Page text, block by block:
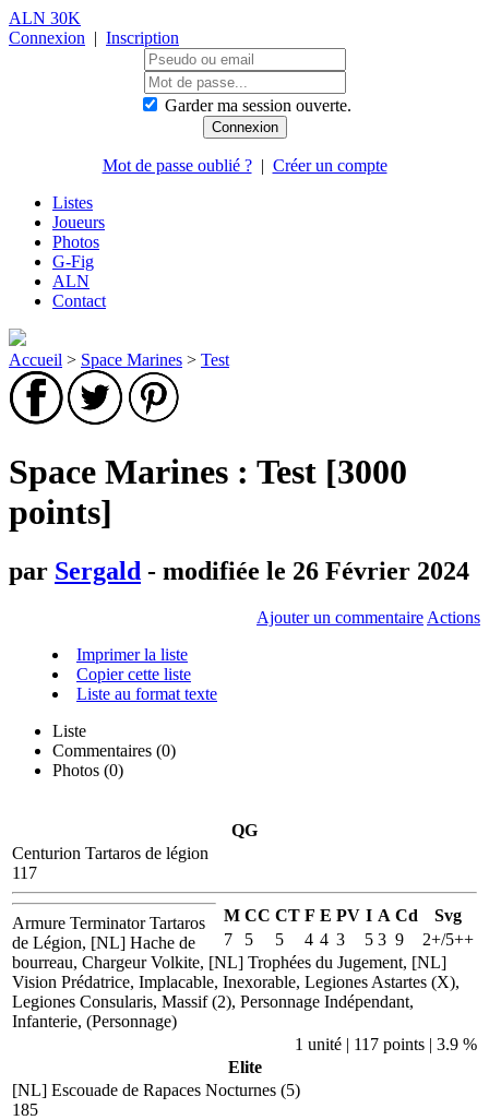
ALN 30K
Connexion | Inscription
Garder ma session ouverte.
Mot de passe oublié ?| Créer un compte
Listes
Joueurs
Photos
G-Fig
ALN
Contact
Accueil > Space Marines > Test
Space Marines : Test [3000
points]
par Sergald - modifiée le 26 Février 2024
Ajouter un commentaire Actions
Imprimer la liste
Copier cette liste
Liste au format texte
Liste
Commentaires (0)
Photos (0)
QG
Centurion Tartaros de légion
117
M CC CT F E PV I A Cd
Svg
7
5 5 4 4 3 5 3 9 2+/5++
Armure Terminator Tartaros
de Légion, [NL] Hache de
bourreau, Chargeur Volkite, [NL] Trophées du Jugement, [NL]
Vision Prédatrice, Implacable, Inexorable, Legiones Astartes (X),
Legiones Consularis, Massif (2), Personnage Indépendant,
Infanterie, (Personnage)
1 unité | 117 points | 3.9 %
Elite
[NL] Escouade de Rapaces Nocturnes (5)
185